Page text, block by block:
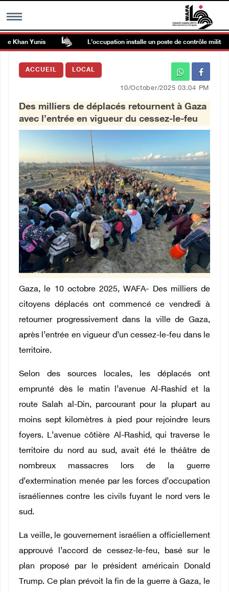
MENU
Galerie d’images
Centre palestinien
العربية
English
Khan Yunis L’occupation installe un poste de contrôle militaire à
ACCUEIL LOCAL
10/October/2025 03:04 PM
Des milliers de déplacés retournent à Gaza
avec l’entrée en vigueur du cessez-le-feu
Gaza, le 10 octobre 2025, WAFA- Des milliers de
citoyens déplacés ont commencé ce vendredi à
retourner progressivement dans la ville de Gaza,
après l’entrée en vigueur d’un cessez-le-feu dans le
territoire.
Selon des sources locales, les déplacés ont
emprunté dès le matin l’avenue Al-Rashid et la
route Salah al-Din, parcourant pour la plupart au
moins sept kilomètres à pied pour rejoindre leurs
foyers. L’avenue côtière Al-Rashid, qui traverse le
territoire du nord au sud, avait été le théâtre de
nombreux massacres lors de la guerre
d’extermination menée par les forces d’occupation
israéliennes contre les civils fuyant le nord vers le
sud.
La veille, le gouvernement israélien a officiellement
approuvé l’accord de cessez-le-feu, basé sur le
plan proposé par le président américain Donald
Trump. Ce plan prévoit la fin de la guerre à Gaza, le